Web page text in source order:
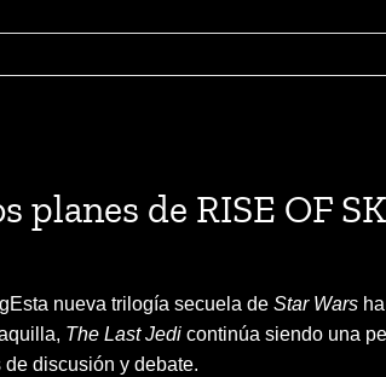
planes de RISE OF
Esta nueva trilogía secuela de Star Wars
The Last Jedi continúa siendo una
discusión y debate.